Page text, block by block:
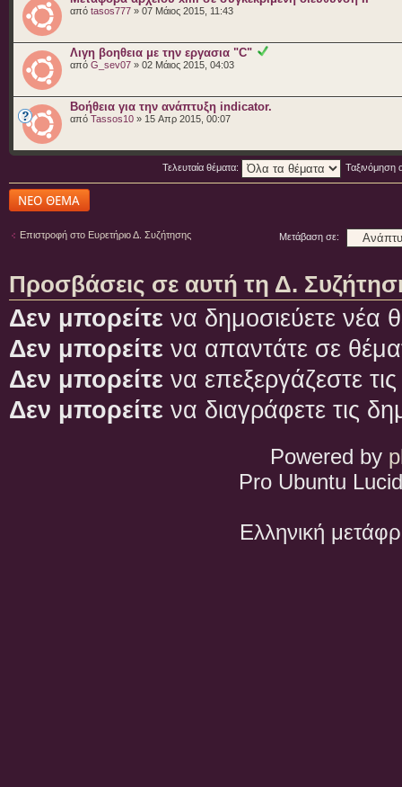
από tasos777 » 07 Μάιος 2015, 11:43
Λιγη βοηθεια με την εργασια "C"
από G_sev07 » 02 Μάιος 2015, 04:03
Βοήθεια για την ανάπτυξη indicator.
από Tassos10 » 15 Απρ 2015, 00:07
Τελευταία θέματα: Ταξινόμηση
Δημιουργία νέου
θέματος
Επιστροφή στο Ευρετήριο Δ. Συζήτησης Μετάβαση σε:
Προσβάσεις σε αυτή τη Δ.
Δεν μπορείτε να δημοσιεύετε νέα
Δεν μπορείτε να απαντάτε σε
Δεν μπορείτε να επεξεργάζεστε
Δεν μπορείτε να διαγράφετε τις
Powered by
Pro Ubuntu
Ελληνική